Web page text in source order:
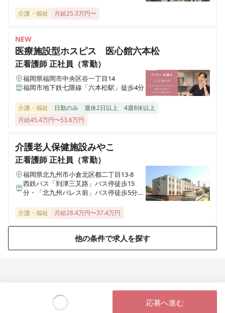
さわやかふか家の里
埼玉県深谷市国済寺461-4
さわやかひめじ館
兵庫県姫路市大津区勘兵衛町2丁目203-4
さわやかなすしおばら館
栃木県那須塩原市西朝日町3番4号
さわやかながれやま館
さわやかそう花の里
さわやかさくら山荘
福岡県北九州市八幡西区清納2丁目11-13
さわやか愛の家 むなかた館
福岡県宗像市石丸1丁目13-2
介護・福祉 月給25.3万円〜
NEW
医療施設型ホスピス 医心館六本松
正看護師正社員（常勤）
福岡県福岡市中央区谷一丁目14
福岡市地下鉄七隈線「六本松駅」徒歩4分
介護・福祉 日勤のみ 週休2日以上
4週8休以上
月給45.4万円〜53.6万円
介護老人保健施設みやこ
正看護師正社員（常勤）
福岡県北九州市小倉北区都二丁目13-8
西鉄バス「到津三又路」バス停徒歩15
分・「北九州パレス前」バス停徒歩5分、
介護・福祉 月給28.4万円〜37.4万円
他の条件で求人を探す
応募へ進む